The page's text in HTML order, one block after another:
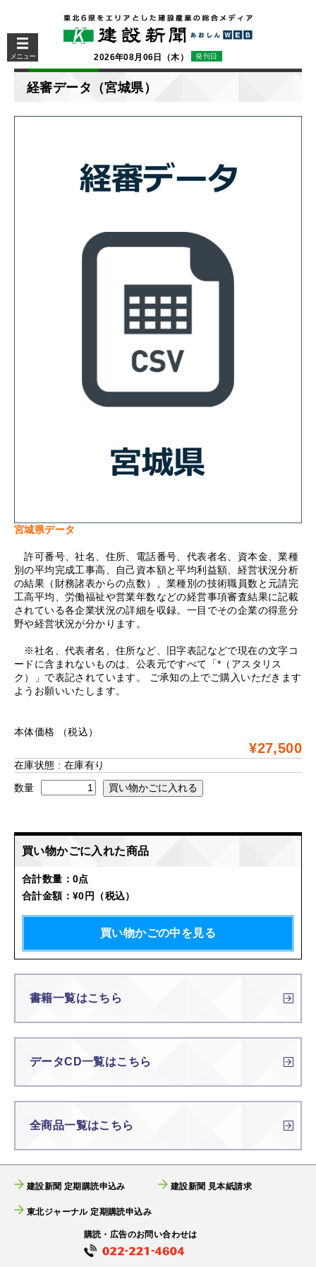
メニュー 2026年08月06日（木） 発刊日
経審データ（宮城県）
宮城県データ
許可番号、社名、住所、電話番号、代表者名、資本金、業種
別の平均完成工事高、自己資本額と平均利益額、経営状況分析
の結果（財務諸表からの点数）、業種別の技術職員数と元請完
工高平均、労働福祉や営業年数などの経営事項審査結果に記載
されている各企業状況の詳細を収録。一目でその企業の得意分
野や経営状況が分かります。
※社名、代表者名、住所など、旧字表記などで現在の文字コ
ードに含まれないものは、公表元ですべて「*（アスタリス
ク）」で表記されています。 ご承知の上でご購入いただきます
ようお願いいたします。
本体価格 （税込）
¥27,500
在庫状態 : 在庫有り
数量
買い物かごに入れた商品
合計数量： 0点
合計金額： ¥0円 （税込）
買い物かごの中を見る
書籍一覧はこちら
データCD一覧はこちら
全商品一覧はこちら
建設新聞 定期購読申込み 建設新聞 見本紙請求
東北ジャーナル 定期購読申込み
購読・広告のお問い合わせは